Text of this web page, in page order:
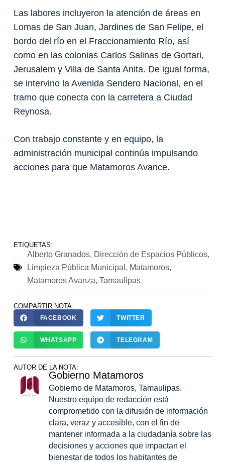
Las labores incluyeron la atención de áreas en
Lomas de San Juan, Jardines de San Felipe, el
bordo del río en el Fraccionamiento Río, así
como en las colonias Carlos Salinas de Gortari,
Jerusalem y Villa de Santa Anita. De igual forma,
se intervino la Avenida Sendero Nacional, en el
tramo que conecta con la carretera a Ciudad
Reynosa.
Con trabajo constante y en equipo, la
administración municipal continúa impulsando
acciones para que Matamoros Avance.
ETIQUETAS:
Alberto Granados, Dirección de Espacios Públicos,
Limpieza Pública Municipal , Matamoros,
Matamoros Avanza, Tamaulipas
COMPARTIR NOTA:
FACEBOOK TWITTER
WHATSAPP TELEGRAM
AUTOR DE LA NOTA:
Gobierno Matamoros
Gobierno de Matamoros, Tamaulipas.
Nuestro equipo de redacción está
comprometido con la difusión de información
clara, veraz y accesible, con el fin de
mantener informada a la ciudadanía sobre las
decisiones y acciones que impactan el
bienestar de todos los habitantes de